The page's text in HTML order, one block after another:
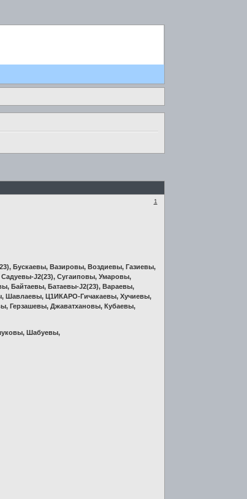
1
Бускаевы, Вазировы, Воздиевы, Газиевы,
J2(23), Сугаиповы, Умаровы,
Байтаевы, Батаевы-J2(23), Вараевы,
Шавлаевы, Ц1ИКАРО-Гичакаевы, Хучиевы,
Герзашевы, Джаватхановы, Кубаевы,
Шабуевы,